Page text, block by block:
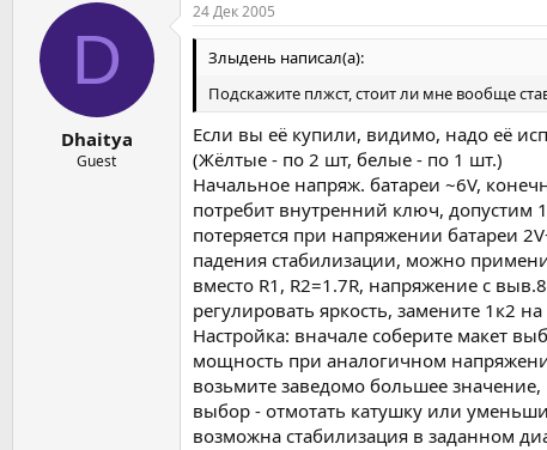
D
Dhaitya
Guest
24 Дек 2005
Злыдень написал(а):
Подскажите плжст, стоит ли мне вообще
Если вы её купили, видимо, надо её
(Жёлтые - по 2 шт, белые - по 1 шт.)
Начальное напряж. батареи ~6V,
потребит внутренний ключ, допустим
потеряется при напряжении батареи
падения стабилизации, можно
вместо R1, R2=1.7R, напряжение с
регулировать яркость, замените 1к2
Настройка: вначале соберите макет
мощность при аналогичном
возьмите заведомо большее значение,
выбор - отмотать катушку или
возможна стабилизация в заданном